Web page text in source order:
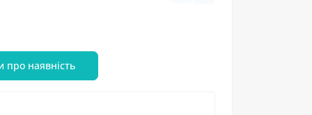
про наявність